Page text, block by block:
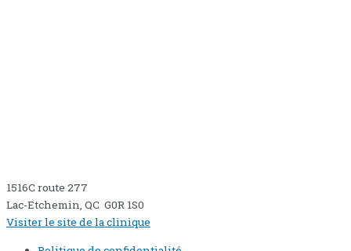
1516C route 277
Lac-Etchemin, QC G0R 1S0
Visiter le site de la clinique